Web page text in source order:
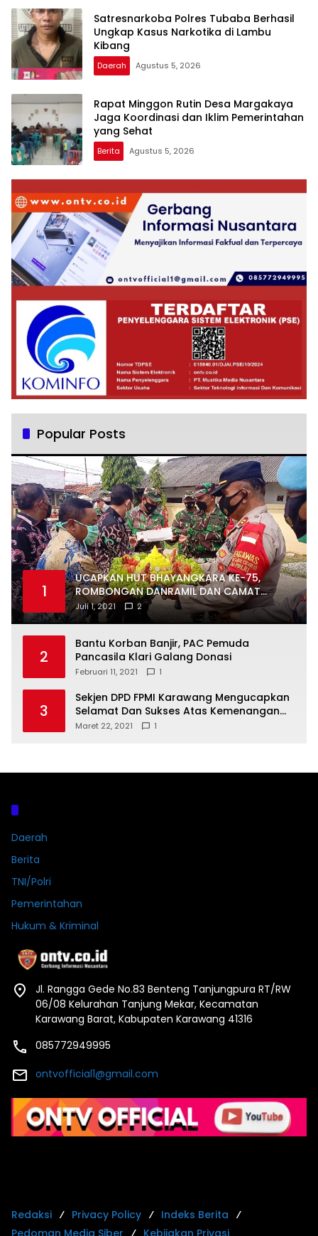
Satresnarkoba Polres Tubaba Berhasil
Ungkap Kasus Narkotika di Lambu
Kibang
Daerah Agustus 5, 2026
Rapat Minggon Rutin Desa Margakaya
Jaga Koordinasi dan Iklim Pemerintahan
yang Sehat
Berita Agustus 5, 2026
Popular Posts
1
UCAPKAN HUT BHAYANGKARA KE-75,
ROMBONGAN DANRAMIL DAN CAMAT
DATANGI MAPOLSEK MUARAGEMBONG
Juli 1, 2021 2
2
Bantu Korban Banjir, PAC Pemuda
Pancasila Klari Galang Donasi
Februari 11, 2021 1
3
Sekjen DPD FPMI Karawang Mengucapkan
Selamat Dan Sukses Atas Kemenangan
Calon Kades Dayeuhluhur H.Sapin
Maret 22, 2021 1
Daerah
Berita
TNI/Polri
Pemerintahan
Hukum & Kriminal
Jl. Rangga Gede No.83 Benteng Tanjungpura RT/RW
06/08 Kelurahan Tanjung Mekar, Kecamatan
Karawang Barat, Kabupaten Karawang 41316
085772949995
ontvofficial1@gmail.com
Redaksi Privacy Policy
Indeks Berita
Pedoman Media Siber
Kebijakan Privasi